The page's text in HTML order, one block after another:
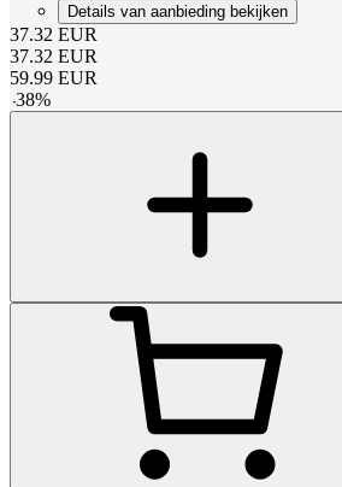
Details van aanbieding bekijken
37.32 EUR
37.32 EUR
59.99 EUR
-38%